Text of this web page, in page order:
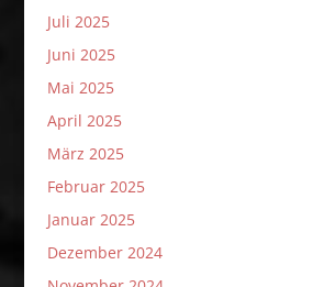
Juli 2025
Juni 2025
Mai 2025
April 2025
März 2025
Februar 2025
Januar 2025
Dezember 2024